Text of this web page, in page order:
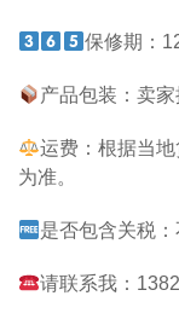
保修期：
产品包装：卖
运费：根据当
为准。
是否包含关税
请联系我：